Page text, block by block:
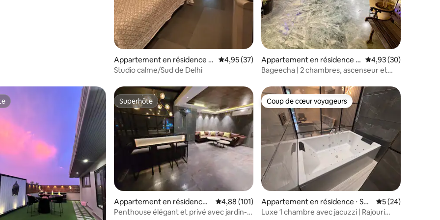
Appartement en résidence ⋅
Colonie de Nouveaux Amis
Évaluation moyenne sur la base de 37 commentaires : 4,95 sur 5
4,95 (37)
Studio calme/Sud de Delhi
Appartement en résidence ⋅
Lajpat Nagar
Évaluation moyenne
4,93 (30)
Bageecha | 2 chambres, ascenseur et
base de 120 commentaires : 4,92 sur 5
Superhôte
Superhôte
Appartement en résidence ⋅
Colonie de la Défense
Évaluation moyenne sur la base de 101 commentaires : 4,88 sur 5
4,88 (101)
Penthouse élégant et privé avec jardin-
Coup de cœur voyageurs
Coup de cœur voyageurs
Appartement en résidence ⋅ Sub
hash Nagar
Évaluation
5 (24)
Luxe 1 chambre avec jacuzzi | Rajouri